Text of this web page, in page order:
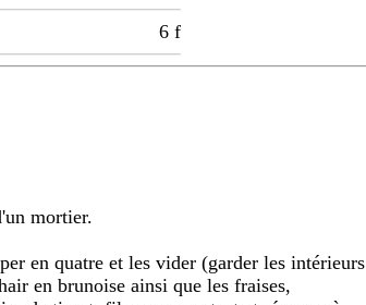
6 f
mortier.
en quatre et les vider (garder les intérieurs
en brunoise ainsi que les fraises,